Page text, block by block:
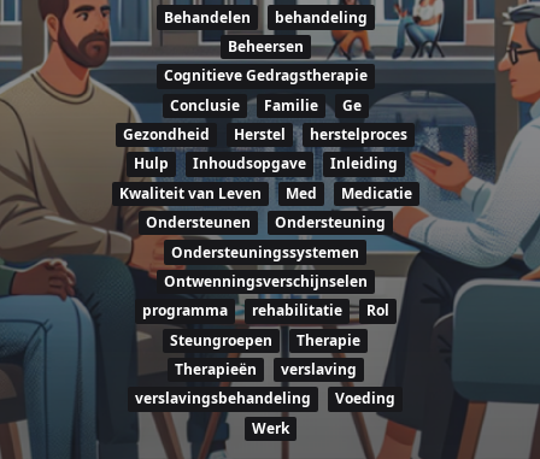
Behandelen
behandeling
Beheersen
Cognitieve Gedragstherapie
Conclusie
Familie
Ge
Gezondheid
Herstel
herstelproces
Hulp
Inhoudsopgave
Inleiding
Kwaliteit van Leven
Med
Medicatie
Ondersteunen
Ondersteuning
Ondersteuningssystemen
Ontwenningsverschijnselen
programma
rehabilitatie
Rol
Steungroepen
Therapie
Therapieën
verslaving
verslavingsbehandeling
Voeding
Werk